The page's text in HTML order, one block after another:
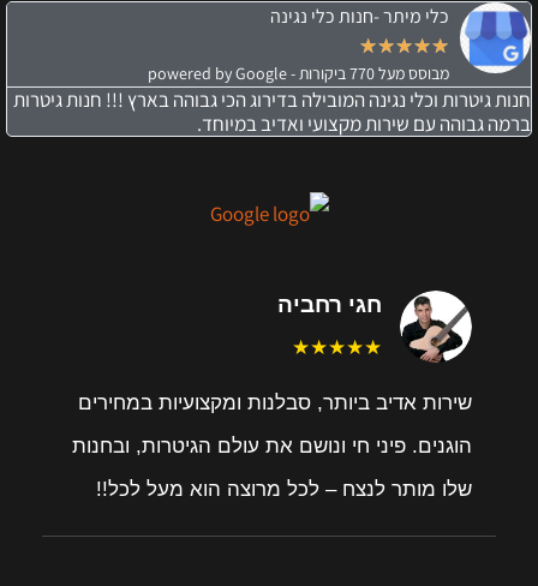
כלי מיתר -חנות כלי נגינה
★
★
★
★
★
מבוסס מעל 770 ביקורות - powered by Google
חנות גיטרות וכלי נגינה המובילה בדירוג הכי גבוהה בארץ !!! חנות גיטרות
ברמה גבוהה עם שירות מקצועי ואדיב במיוחד.
חגי רחביה
★★★★★
שירות אדיב ביותר, סבלנות ומקצועיות במחירים
הוגנים. פיני חי ונושם את עולם הגיטרות, ובחנות
שלו מותר לנצח – לכל מרוצה הוא מעל לכל!!